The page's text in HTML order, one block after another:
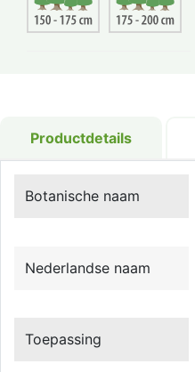
Productdetails
Botanische naam
Nederlandse naam
Toepassing